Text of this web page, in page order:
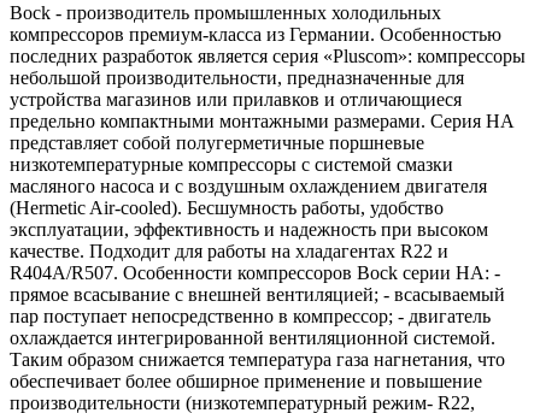
Bock - производитель промышленных холодильных
компрессоров премиум-класса из Германии. Особенностью
последних разработок является серия «Pluscom»: компрессоры
небольшой производительности, предназначенные для
устройства магазинов или прилавков и отличающиеся
предельно компактными монтажными размерами. Серия HA
представляет собой полугерметичные поршневые
низкотемпературные компрессоры с системой смазки
масляного насоса и с воздушным охлаждением двигателя
(Hermetic Air-cooled). Бесшумность работы, удобство
эксплуатации, эффективность и надежность при высоком
качестве. Подходит для работы на хладагентах R22 и
R404A/R507. Особенности компрессоров Bock серии НА: -
прямое всасывание с внешней вентиляцией; - всасываемый
пар поступает непосредственно в компрессор; - двигатель
охлаждается интегрированной вентиляционной системой.
Таким образом снижается температура газа нагнетания, что
обеспечивает более обширное применение и повышение
производительности (низкотемпературный режим- R22,